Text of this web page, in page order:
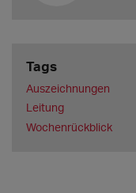
Tags
Auszeichnungen
Leitung
Wochenrückblick